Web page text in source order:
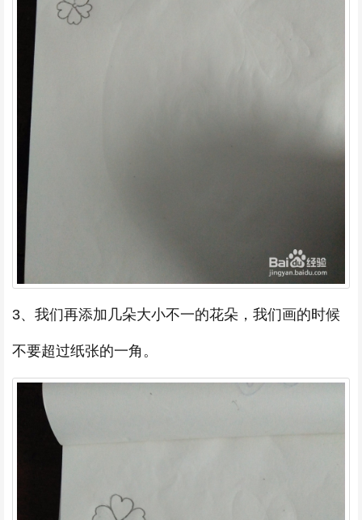
3、我们再添加几朵大小不一的花朵，我们画的时候
不要超过纸张的一角。